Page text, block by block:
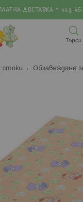
ДОСТАВКА * над
Търси
стоки Обзавеждане